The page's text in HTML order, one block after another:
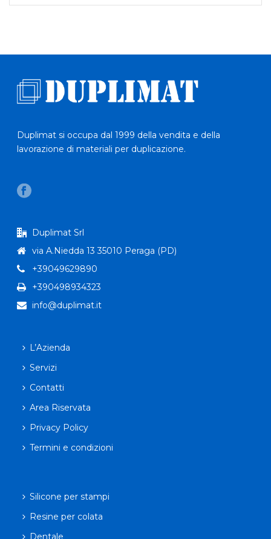
Duplimat si occupa dal 1999 della vendita e della
lavorazione di materiali per duplicazione.
Duplimat Srl
via A.Niedda 13 35010 Peraga (PD)
+39049629890
+390498934323
info@duplimat.it
L’Azienda
Servizi
Contatti
Area Riservata
Privacy Policy
Termini e condizioni
Silicone per stampi
Resine per colata
Dentale